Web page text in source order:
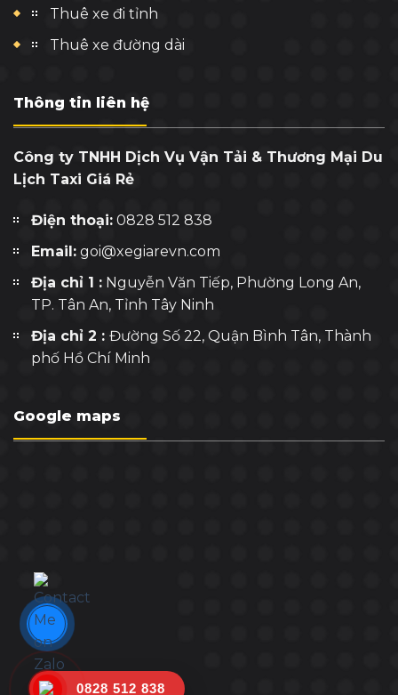
Thuê xe đi tỉnh
Thuê xe đường dài
Thông tin liên hệ
Công ty TNHH Dịch Vụ Vận Tải & Thương Mại Du
Lịch Taxi Giá Rẻ
Điện thoại: 0828 512 838
Email: goi@xegiarevn.com
Địa chỉ 1 : Nguyễn Văn Tiếp, Phường Long An,
TP. Tân An, Tỉnh Tây Ninh
Địa chỉ 2 : Đường Số 22, Quận Bình Tân, Thành
phố Hồ Chí Minh
Google maps
0828 512 838